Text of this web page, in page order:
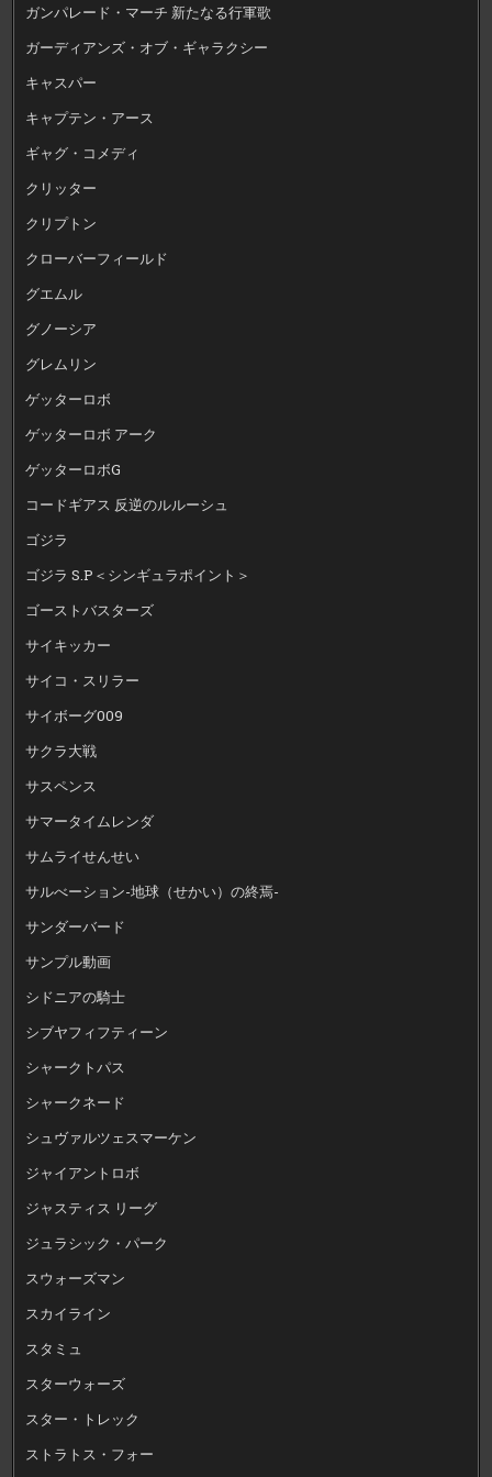
ガンパレード・マーチ 新たなる行軍歌
ガーディアンズ・オブ・ギャラクシー
キャスパー
キャプテン・アース
ギャグ・コメディ
クリッター
クリプトン
クローバーフィールド
グエムル
グノーシア
グレムリン
ゲッターロボ
ゲッターロボ アーク
ゲッターロボG
コードギアス 反逆のルルーシュ
ゴジラ
ゴジラ S.P＜シンギュラポイント＞
ゴーストバスターズ
サイキッカー
サイコ・スリラー
サイボーグ009
サクラ大戦
サスペンス
サマータイムレンダ
サムライせんせい
サルべーション-地球（せかい）の終焉-
サンダーバード
サンプル動画
シドニアの騎士
シブヤフィフティーン
シャークトパス
シャークネード
シュヴァルツェスマーケン
ジャイアントロボ
ジャスティス リーグ
ジュラシック・パーク
スウォーズマン
スカイライン
スタミュ
スターウォーズ
スター・トレック
ストラトス・フォー